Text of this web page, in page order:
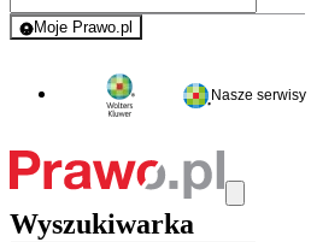
Moje Prawo.pl
- rejestracja i logowanie do serwisu
Nasze serwisy
Wyszukiwarka